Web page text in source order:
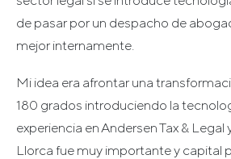
de pasar por un despacho de
mejor internamente.
Mi idea era afrontar una
180 grados introduciendo la
experiencia en Andersen Tax & Legal
Llorca fue muy importante y capital